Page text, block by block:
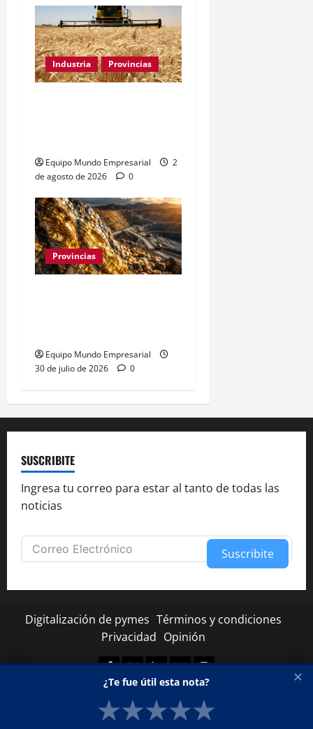
Industria Provincias
Equipo Mundo Empresarial
2
de agosto de 2026
0
Provincias
Equipo Mundo Empresarial
30 de julio de 2026
0
SUSCRIBITE
Ingresa tu correo para estar al tanto de todas las
noticias
Suscribite
Digitalización de pymes Términos y condiciones
Privacidad Opinión
Facebook
TwitterLinkedinYoutubeInstagram
Copyright © Todos los derechos reservados.
MoreNews
por AF themes.
✕
¿Te fue útil esta nota?
★★★★★